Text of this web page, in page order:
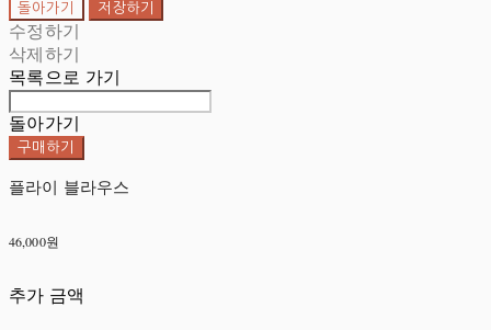
돌아가기 저장하기
수정하기
삭제하기
목록으로 가기
돌아가기
구매하기
플라이 블라우스
46,000원
추가 금액